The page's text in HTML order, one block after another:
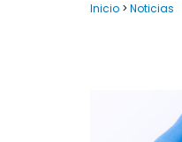
Inicio > Noticias